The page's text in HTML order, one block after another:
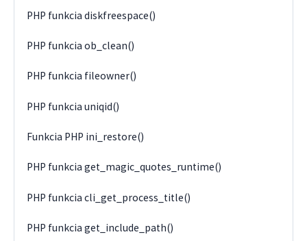
PHP funkcia diskfreespace()
PHP funkcia ob_clean()
PHP funkcia fileowner()
PHP funkcia uniqid()
Funkcia PHP ini_restore()
PHP funkcia get_magic_quotes_runtime()
PHP funkcia cli_get_process_title()
PHP funkcia get_include_path()